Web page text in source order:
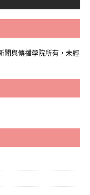
聞與傳播學院所有，未經